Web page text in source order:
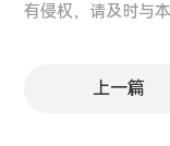
有侵权，请及时与
上一篇